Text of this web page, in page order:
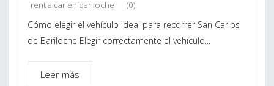
rent a car en bariloche
(0)
Cómo elegir el vehículo ideal para recorrer San Carlos
de Bariloche Elegir correctamente el vehículo...
Leer más